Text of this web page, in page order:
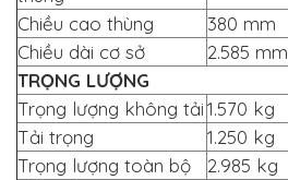
Chiều cao thùng
380 mm
Chiều dài cơ sở
2.585 mm
TRỌNG LƯỢNG
Trọng lượng không tải1.570 kg
Tải trọng
1.250 kg
Trọng lượng toàn bộ
2.985 kg